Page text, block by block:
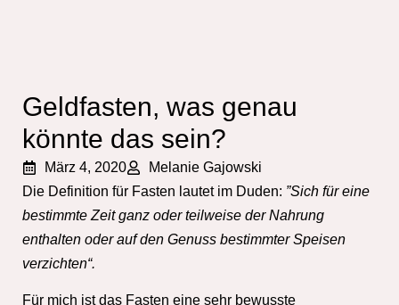
Geldfasten, was genau
könnte das sein?
März 4, 2020
Melanie Gajowski
Die Definition für Fasten lautet im Duden: ”Sich für eine
bestimmte Zeit ganz oder teilweise der Nahrung
enthalten oder auf den Genuss bestimmter Speisen
verzichten“.
Für mich ist das Fasten eine sehr bewusste